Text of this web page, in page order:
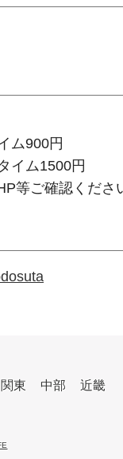
ム900円
イム1500円
等ご確認くださ
関東 中部
近畿